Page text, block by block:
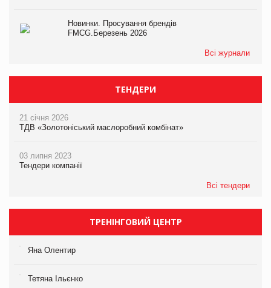
Новинки. Просування брендів
FMCG.Березень 2026
Всі журнали
ТЕНДЕРИ
21 січня 2026
ТДВ «Золотоніський маслоробний комбінат»
03 липня 2023
Тендери компанії
Всі тендери
ТРЕНІНГОВИЙ ЦЕНТР
Яна Олентир
Тетяна Ільєнко